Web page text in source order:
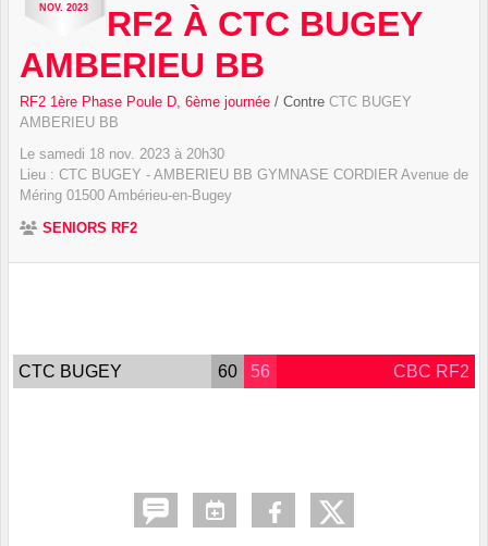
NOV. 2023
RF2 À CTC BUGEY
AMBERIEU BB
RF2 1ère Phase Poule D, 6ème journée / Contre CTC BUGEY
AMBERIEU BB
Le samedi 18 nov. 2023 à 20h30
Lieu : CTC BUGEY - AMBERIEU BB GYMNASE CORDIER Avenue de
Méring 01500 Ambérieu-en-Bugey
SENIORS RF2
CTC BUGEY 60 56 CBC RF2